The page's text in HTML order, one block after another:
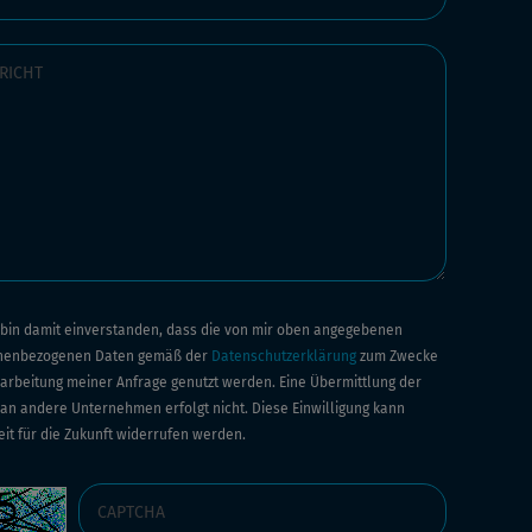
bin damit einverstanden, dass die von mir oben angegebenen
Daten gemäß der Datenschutzerklärung zum Zwecke
meiner Anfrage genutzt werden. Eine Übermittlung der
andere Unternehmen erfolgt nicht. Diese Einwilligung kann
für die Zukunft widerrufen werden.